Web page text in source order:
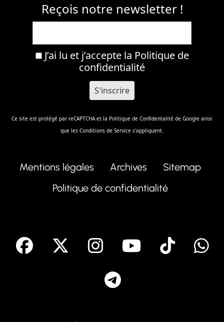
Reçois notre newsletter !
J’ai lu et j’accepte la Politique de
confidentialité
Ce site est protégé par reCAPTCHA et la Politique de Confidentalité de Google ainsi
que les Conditions de Service s'appliquent.
Mentions légales Archives
Sitemap
Politique de confidentialité
facebook Instagram
Youtube
Tik